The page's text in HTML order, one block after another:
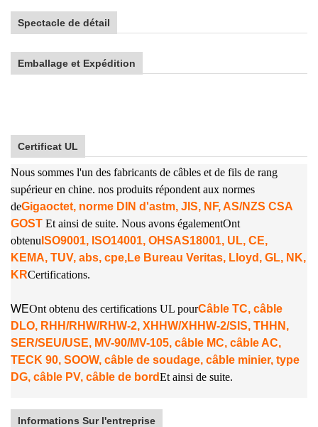
Spectacle de détail
Emballage et Expédition
Certificat UL
Nous sommes l'un des fabricants de câbles et de fils de rang
supérieur en chine. nos produits répondent aux normes
deGigaoctet, norme DIN d'astm, JIS, NF, AS/NZS CSA
GOST Et ainsi de suite. Nous avons égalementOnt
obtenu ISO9001, ISO14001, OHSAS18001, UL, CE,
KEMA, TUV, abs, cpe,Le Bureau Veritas, Lloyd, GL, NK,
KRCertifications.
WEOnt obtenu des certifications UL pourCâble TC, câble
DLO, RHH/RHW/RHW-2, XHHW/XHHW-2/SIS, THHN,
SER/SEU/USE, MV-90/MV-105, câble MC, câble AC,
TECK 90, SOOW, câble de soudage, câble minier, type
DG, câble PV, câble de bordEt ainsi de suite.
Informations Sur l'entreprise